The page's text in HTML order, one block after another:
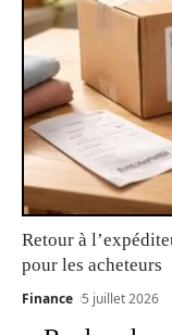
Retour à
pour les acheteurs
Finance 5 juillet 2026